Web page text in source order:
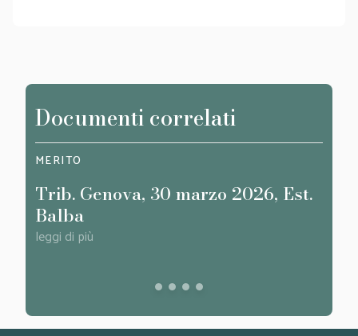
Documenti correlati
MERITO
Trib. Genova, 30 marzo 2026, Est.
Balba
leggi di più